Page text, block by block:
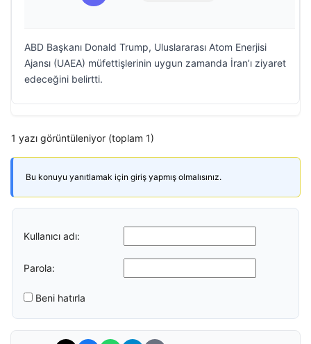
ABD Başkanı Donald Trump, Uluslararası Atom Enerjisi
Ajansı (UAEA) müfettişlerinin uygun zamanda İran’ı ziyaret
edeceğini belirtti.
1 yazı görüntüleniyor (toplam 1)
Bu konuyu yanıtlamak için giriş yapmış olmalısınız.
Kullanıcı adı:
Parola:
Beni hatırla